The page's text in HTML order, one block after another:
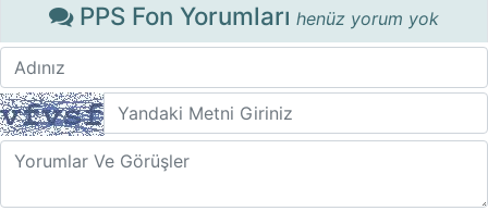
PPS Fon Yorumları henüz yorum yok